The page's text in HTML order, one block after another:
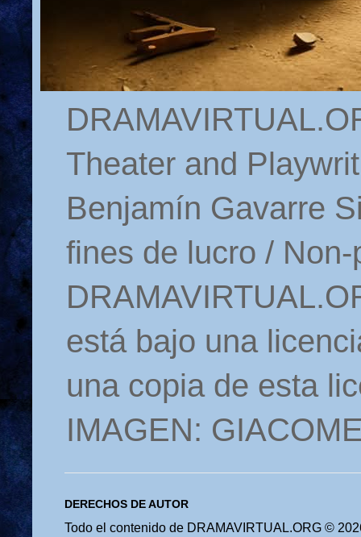
Theater and
Benjamín Gavarre
fines de lucro /
está bajo una
una copia de esta
IMAGEN:
DERECHOS DE AUTOR
Todo el contenido de DRAMAVIRTUAL.ORG ©